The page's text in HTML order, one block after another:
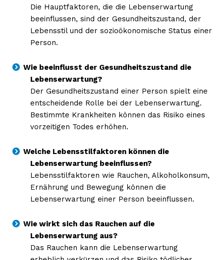
Die Hauptfaktoren, die die Lebenserwartung
beeinflussen, sind der Gesundheitszustand, der
Lebensstil und der sozioökonomische Status einer
Person.
Wie beeinflusst der Gesundheitszustand die
Lebenserwartung?
Der Gesundheitszustand einer Person spielt eine
entscheidende Rolle bei der Lebenserwartung.
Bestimmte Krankheiten können das Risiko eines
vorzeitigen Todes erhöhen.
Welche Lebensstilfaktoren können die
Lebenserwartung beeinflussen?
Lebensstilfaktoren wie Rauchen, Alkoholkonsum,
Ernährung und Bewegung können die
Lebenserwartung einer Person beeinflussen.
Wie wirkt sich das Rauchen auf die
Lebenserwartung aus?
Das Rauchen kann die Lebenserwartung